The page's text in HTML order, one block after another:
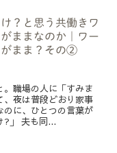
？と思う共働きワ
ままなのか｜ワー
がまま？その②
職場の人に「すみま
、夜は普段どおり家事
のに、ひとつの言葉が
?」 夫も同...